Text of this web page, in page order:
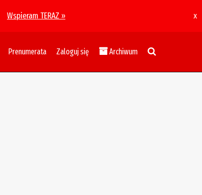
Wspieram TERAZ » x
Prenumerata Zaloguj się Archiwum